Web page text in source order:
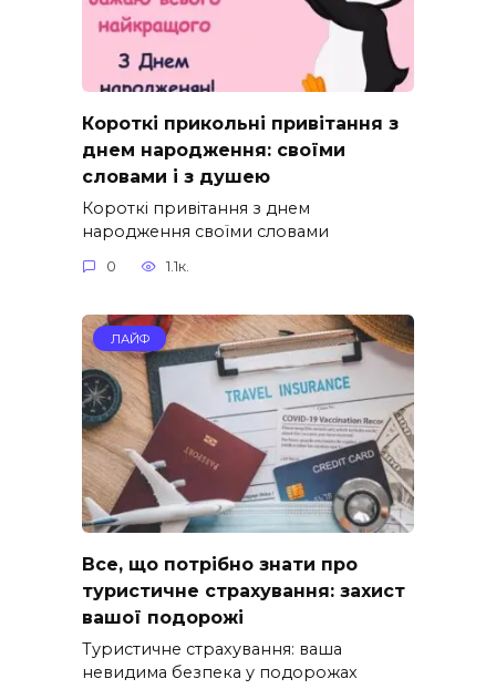
Короткі прикольні привітання з
днем народження: своїми
словами і з душею
Короткі привітання з днем
народження своїми словами
0 1.1к.
ЛАЙФ
Все, що потрібно знати про
туристичне страхування: захист
вашої подорожі
Туристичне страхування: ваша
невидима безпека у подорожах